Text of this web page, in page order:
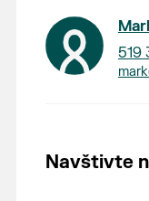
519
Navštivte